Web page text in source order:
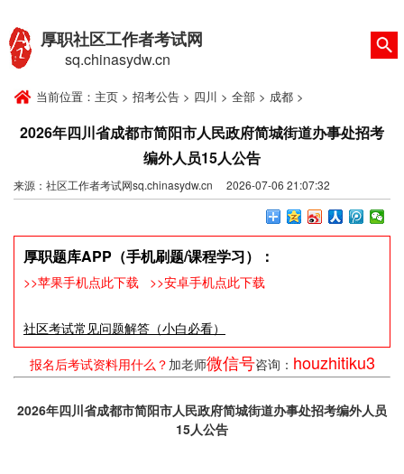
厚职社区工作者考试网
sq.chinasydw.cn
当前位置： 主页 > 招考公告 > 四川 > 全部 > 成都 >
2026年四川省成都市简阳市人民政府简城街道办事处招考
编外人员15人公告
来源：社区工作者考试网sq.chinasydw.cn 2026-07-06 21:07:32
厚职题库APP（手机刷题/课程学习）：
>>苹果手机点此下载 >>安卓手机点此下载
社区考试常见问题解答（小白必看）
报名后考试资料用什么？ 加老师微信号咨询： houzhitiku3
2026年四川省成都市简阳市人民政府简城街道办事处招考编外人员
15人公告